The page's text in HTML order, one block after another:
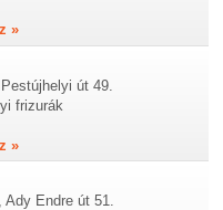
»
út 49.
frizurák
»
Endre út 51.